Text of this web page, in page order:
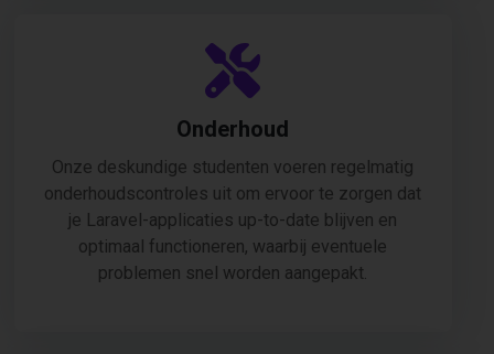
Onderhoud
Onze deskundige studenten voeren regelmatig
onderhoudscontroles uit om ervoor te zorgen dat
je Laravel-applicaties up-to-date blijven en
optimaal functioneren, waarbij eventuele
problemen snel worden aangepakt.